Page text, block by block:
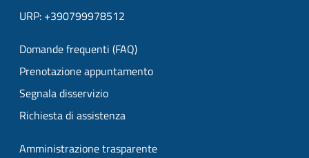
URP: +390799978512
Domande frequenti (FAQ)
Prenotazione appuntamento
Segnala disservizio
Richiesta di assistenza
Amministrazione trasparente